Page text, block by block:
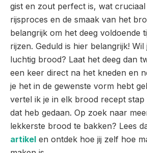
gist en zout perfect is, wat
rijsproces en de smaak van het
belangrijk om het deeg voldoende
rijzen. Geduld is hier belangrijk! Wil
luchtig brood? Laat het deeg dan
een keer direct na het kneden en
je het in de gewenste vorm hebt
vertel ik je in elk brood recept
dat heb gedaan. Op zoek naar
lekkerste brood te bakken? Lees
artikel en ontdek hoe jij zelf hoe